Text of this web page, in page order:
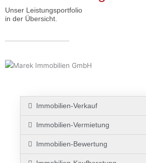
Unser Leistungsportfolio
in der Übersicht.
Immobilien-Verkauf
Immobilien-Vermietung
Immobilien-Bewertung